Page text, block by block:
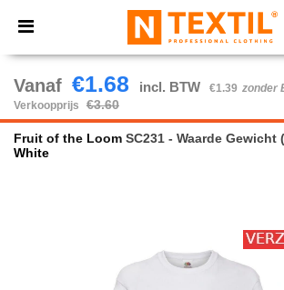
× Ntextil-app
Betere prijzen in de app!
Vanaf €1.68 incl. BTW €1.39 zonder
Verkoopprijs
€3.60
Fruit of the Loom SC231 - Waarde Gewicht
White